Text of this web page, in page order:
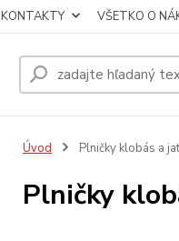
KONTAKTY VŠETKO O
Úvod Plničky klobás a
Plničky